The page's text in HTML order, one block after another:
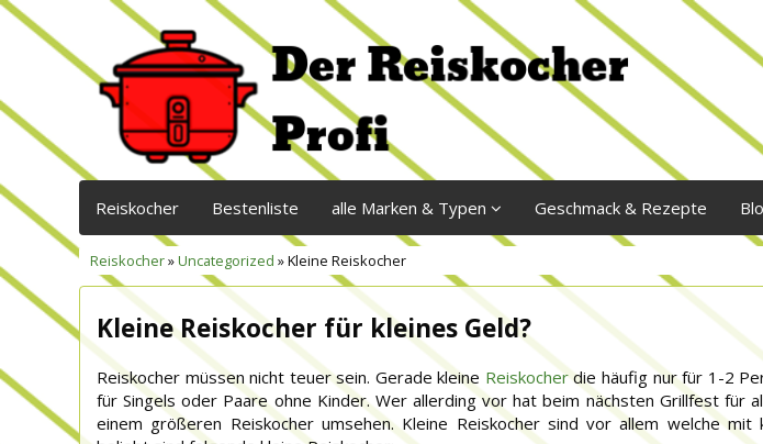
Reiskocher Bestenliste alle Marken & Typen Geschmack & Rezepte
Reiskocher»Uncategorized » Kleine Reiskocher
Kleine Reiskocher für kleines Geld?
Reiskocher müssen nicht teuer sein. Gerade kleine Reiskocherdie häufig nur für 1-2
für Singels oder Paare ohne Kinder. Wer allerding vor hat beim nächsten Grillfest für
einem größeren Reiskocher umsehen. Kleine Reiskocher sind vor allem welche mit